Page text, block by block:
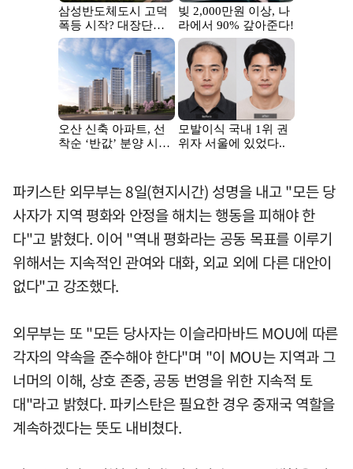
파키스탄 외무부는 8일(현지시간) 성명을 내고 "모든 당
사자가 지역 평화와 안정을 해치는 행동을 피해야 한
다"고 밝혔다. 이어 "역내 평화라는 공동 목표를 이루기
위해서는 지속적인 관여와 대화, 외교 외에 다른 대안이
없다"고 강조했다.
외무부는 또 "모든 당사자는 이슬라마바드 MOU에 따른
각자의 약속을 준수해야 한다"며 "이 MOU는 지역과 그
너머의 이해, 상호 존중, 공동 번영을 위한 지속적 토
대"라고 밝혔다. 파키스탄은 필요한 경우 중재국 역할을
계속하겠다는 뜻도 내비쳤다.